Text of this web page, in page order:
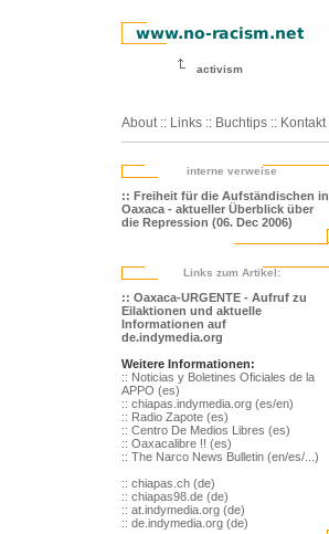
activism
About :: Links :: Buchtips :: Kontakt
interne verweise
:: Freiheit für die Aufständischen in
Oaxaca - aktueller Überblick über
die Repression (06. Dec 2006)
Links zum Artikel:
:: Oaxaca-URGENTE - Aufruf zu
Eilaktionen und aktuelle
Informationen auf
de.indymedia.org
Weitere Informationen:
:: Noticias y Boletines Oficiales de la
APPO (es)
:: chiapas.indymedia.org (es/en)
:: Radio Zapote (es)
:: Centro De Medios Libres (es)
:: Oaxacalibre !! (es)
:: The Narco News Bulletin (en/es/...)
:: chiapas.ch (de)
:: chiapas98.de (de)
:: at.indymedia.org (de)
:: de.indymedia.org (de)